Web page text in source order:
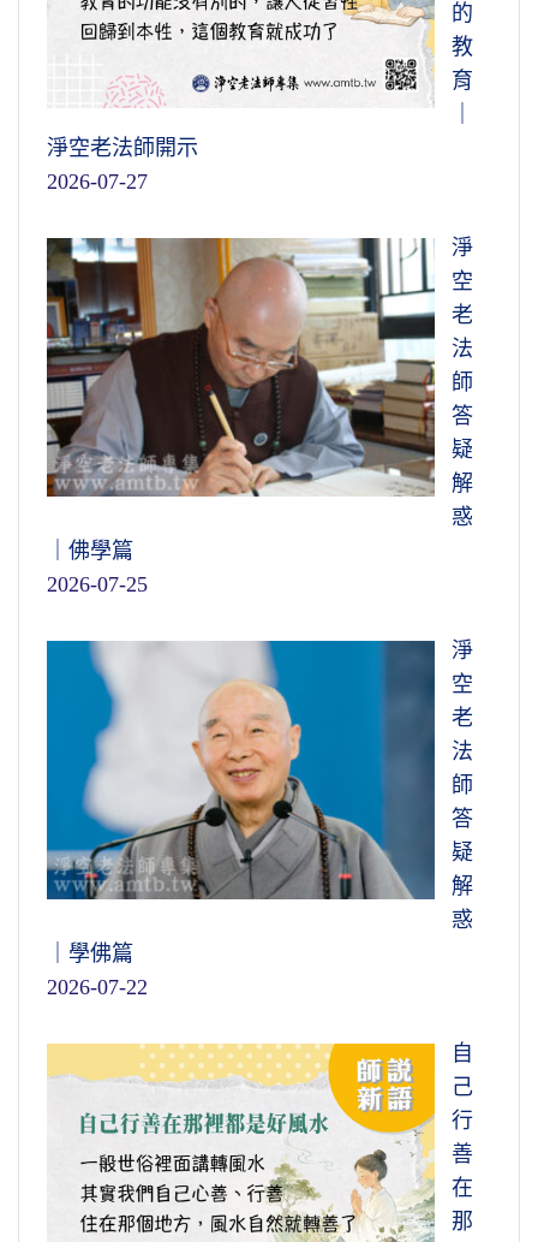
的
教
育
淨空老法師開示
2026-07-27
淨
空
老
法
師
答
疑
解
惑
｜佛學篇
2026-07-25
淨
空
老
法
師
答
疑
解
惑
｜學佛篇
2026-07-22
自
己
行
善
在
那